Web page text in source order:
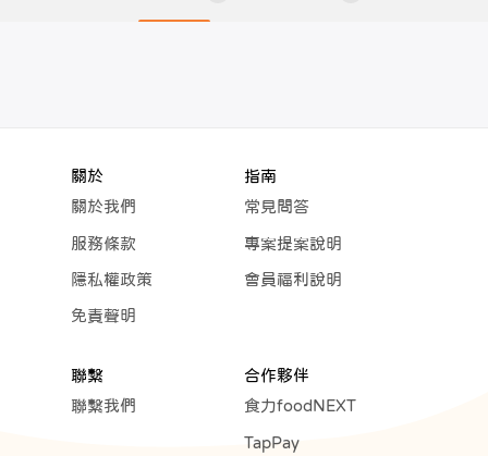
關於
關於我們
服務條款
隱私權政策
免責聲明
指南
常見問答
專案提案說明
會員福利說明
聯繫
聯繫我們
合作夥伴
食力foodNEXT
TapPay